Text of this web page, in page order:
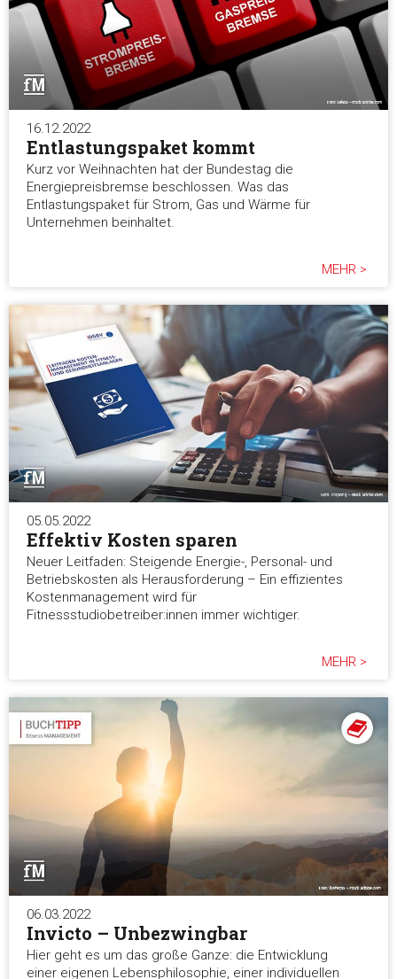
16.12.2022
Entlastungspaket kommt
Kurz vor Weihnachten hat der Bundestag die
Energiepreisbremse beschlossen. Was das
Entlastungspaket für Strom, Gas und Wärme für
Unternehmen beinhaltet.
MEHR >
05.05.2022
Effektiv Kosten sparen
Neuer Leitfaden: Steigende Energie-, Personal- und
Betriebskosten als Herausforderung – Ein effizientes
Kostenmanagement wird für
Fitnessstudiobetreiber:innen immer wichtiger.
MEHR >
06.03.2022
Invicto – Unbezwingbar
Hier geht es um das große Ganze: die Entwicklung
einer eigenen Lebensphilosophie, einer individuellen